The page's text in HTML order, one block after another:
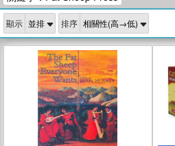
獎 臺灣
登輝時代
偉大的迷
顯示 排序